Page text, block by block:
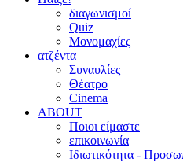
διαγωνισμοί
Quiz
Μονομαχίες
ατζέντα
Συναυλίες
Θέατρο
Cinema
ABOUT
Ποιοι είμαστε
επικοινωνία
Ιδιωτικότητα -